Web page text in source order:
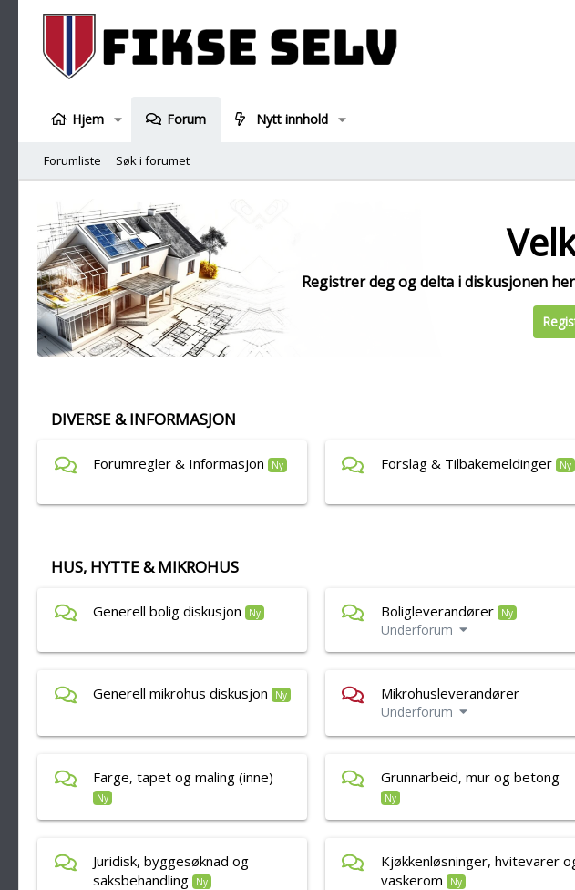
Hjem Forum Nytt innhold
Forumliste Søk i forumet
Registrer deg og delta i diskusjonen
DIVERSE & INFORMASJON
Forumregler & Informasjon Ny Forslag & Tilbakemeldinger Ny
HUS, HYTTE & MIKROHUS
Generell bolig diskusjon Ny Boligleverandører Ny
Underforum
Generell mikrohus diskusjon Ny Mikrohusleverandører
Underforum
Farge, tapet og maling (inne)
Ny
Grunnarbeid, mur og betong
Ny
Juridisk, byggesøknad og
saksbehandling
Ny
Kjøkkenløsninger, hvitevarer
vaskerom
Ny